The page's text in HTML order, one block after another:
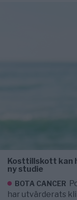
Kosttillskott kan
ny studie
BOTA CANCER
har utvärderats